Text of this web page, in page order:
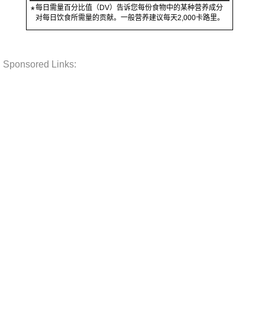
*每日需量百分比值（DV）告诉您每份食物中的某种营养成分
对每日饮食所需量的贡献。一般营养建议每天2,000卡路里。
Sponsored Links: